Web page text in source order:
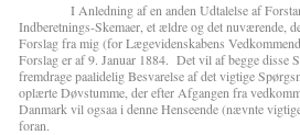
I Anledning af en anden Udtalelse af
Indberetnings-Skemaer, et ældre og det nuværende,
Forslag fra mig (for Lægevidenskabens
Forslag er af 9. Januar 1884. Det vil af begge disse
fremdrage paalidelig Besvarelse af det vigtige
oplærte Døvstumme, der efter Afgangen fra
Danmark vil ogsaa i denne Henseende (nævnte
foran.